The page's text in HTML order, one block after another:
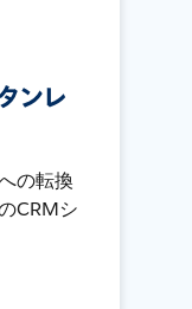
ンレ
の転換
CRMシ